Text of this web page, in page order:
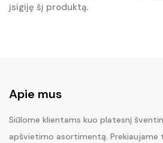
įsigiję šį produktą.
Apie mus
Siūlome klientams kuo platesnį
apšvietimo asortimentą. Prekiaujame